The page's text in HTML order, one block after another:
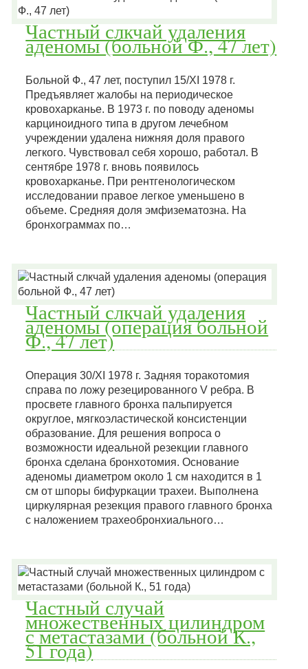
Частный слкчай удаления
аденомы (больной Ф., 47 лет)
Больной Ф., 47 лет, поступил 15/XI 1978 г.
Предъявляет жалобы на периодическое
кровохарканье. В 1973 г. по поводу аденомы
карциноидного типа в другом лечебном
учреждении удалена нижняя доля правого
легкого. Чувствовал себя хорошо, работал. В
сентябре 1978 г. вновь появилось
кровохарканье. При рентгенологическом
исследовании правое легкое уменьшено в
объеме. Средняя доля эмфизематозна. На
бронхограммах по…
Частный слкчай удаления
аденомы (операция больной
Ф., 47 лет)
Операция 30/XI 1978 г. Задняя торакотомия
справа по ложу резецированного V ребра. В
просвете главного бронха пальпируется
округлое, мягкоэластической консистенции
образование. Для решения вопроса о
возможности идеальной резекции главного
бронха сделана бронхотомия. Основание
аденомы диаметром около 1 см находится в 1
см от шпоры бифуркации трахеи. Выполнена
циркулярная резекция правого главного бронха
с наложением трахеобронхиального…
Частный случай
множественных цилиндром
с метастазами (больной К.,
51 года)